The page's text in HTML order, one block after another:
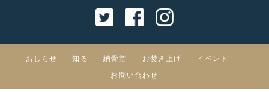
おしらせ 知る 納骨堂 お焚き上げ
イベント
お問い合わせ